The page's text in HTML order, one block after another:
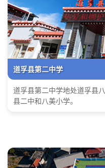
道孚县第二中学
道孚县第二中学地处道孚县
县二中和八美小学。